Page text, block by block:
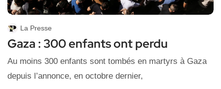
La Presse
Gaza : 300 enfants ont perdu
Au moins 300 enfants sont tombés en martyrs à Gaza
depuis l’annonce, en octobre dernier,